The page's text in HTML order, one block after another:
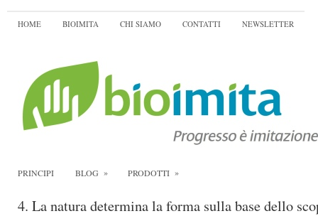
HOME BIOIMITA CHI SIAMO CONTATTI NEWSLETTER
PRINCIPI BLOG » PRODOTTI »
4. La natura determina la forma sulla base dello